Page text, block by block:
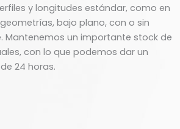
y longitudes estándar, como en
bajo plano, con o sin
Mantenemos un importante stock de
con lo que podemos dar un
24 horas.